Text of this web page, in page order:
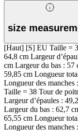
size
[Haut] [S] EU Taille =
64,8 cm Largeur
cm Largeur du bas :
59,85 cm Longueur
Longueur des
Taille = 38 Tour de
Largeur d’épaules :
Largeur du bas : 62,7
65,55 cm Longueur
Longueur des